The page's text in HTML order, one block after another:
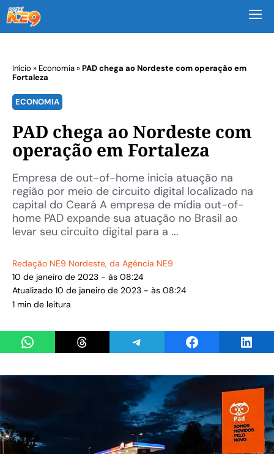
Início » Economia»PAD chega ao Nordeste com operação em
Fortaleza
ECONOMIA
PAD chega ao Nordeste com
operação em Fortaleza
Empresa de out-of-home inicia atuação na
região por meio de circuito digital localizado na
capital do Ceará A empresa de mídia out-of-
home PAD expande sua atuação no Brasil ao
levar seu circuito digital para a ...
Redação NE9 Nordeste, da Agência NE9
10 de janeiro de 2023 - às 08:24
Atualizado 10 de janeiro de 2023 - às 08:24
1 min de leitura
Share on WhatsAppShare on ThreadsShare on TelegramShare on Facebook